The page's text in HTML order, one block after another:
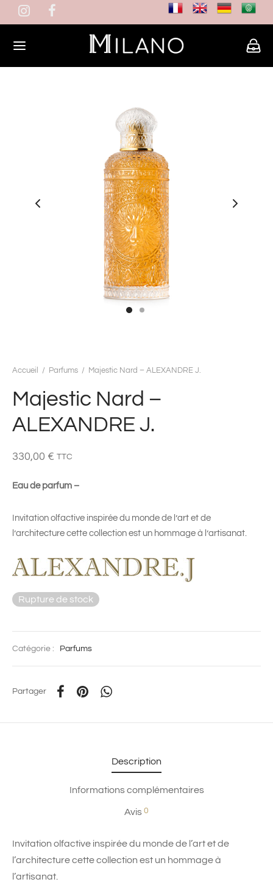
Accueil / Parfums / Majestic Nard – ALEXANDRE J.
Majestic Nard –
ALEXANDRE J.
330,00 € TTC
Eau de parfum –
Invitation olfactive inspirée du monde de l’art et de
l’architecture cette collection est un hommage à l’artisanat.
Rupture de stock
Catégorie : Parfums
Partager
Description
Informations complémentaires
Avis 0
Invitation olfactive inspirée du monde de l’art et de
l’architecture cette collection est un hommage à
l’artisanat.